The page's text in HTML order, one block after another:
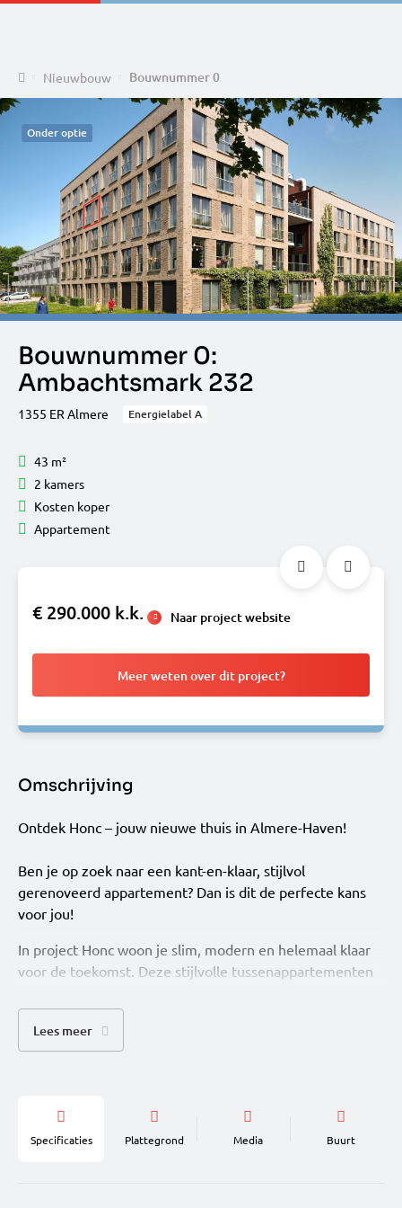
HomeNieuwbouw Bouwnummer 0
Onder optie
Bouwnummer 0:
Ambachtsmark 232
1355 ER Almere Energielabel A
43 m²
2 kamers
Kosten koper
Appartement
€ 290.000 k.k. Naar project website
Meer weten over dit project?
Omschrijving
Ontdek Honc – jouw nieuwe thuis in Almere-Haven!
Ben je op zoek naar een kant-en-klaar, stijlvol
gerenoveerd appartement? Dan is dit de perfecte kans
voor jou!
In project Honc woon je slim, modern en helemaal klaar
voor de toekomst. Deze stijlvolle tussenappartementen
professionals en iedereen die houdt van comfortabel
wonen zonder gedoe. Alles is al voor je geregeld: van
keuken en sanitair tot vloer-, wand- en plafondafwerking.
met gezamenlijke buitenruimte en gedeelde
fietsenstalling.
Lees meer
Specificaties Plattegrond Media Buurt